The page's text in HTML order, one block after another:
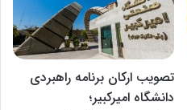
تصویب ارکان برنامه راهبردی
دانشگاه امیرکبیر؛